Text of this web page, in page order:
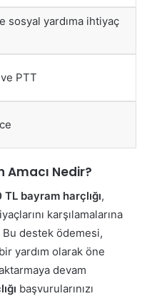
sosyal yardıma ihtiyaç
PTT
Amacı Nedir?
TL bayram harçlığı,
karşılamalarına
Bu destek ödemesi,
yardım olarak öne
devam
başvurularınızı